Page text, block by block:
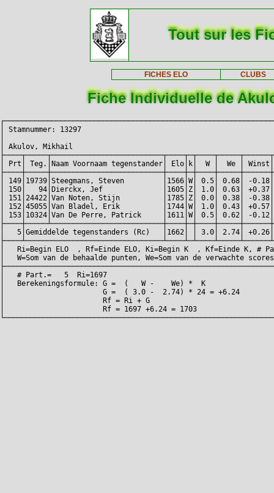
Tout sur les
FICHES ELO CLUBS
Fiche Individuelle de
│ Stamnummer: 13297
│ Akulov, Mikhail
│ Prt│ Teg.│Naam Voornaam tegenstander│ Elo│k│
│ 149│19739│Steegmans, Steven         │1566│W│
│ 150│   94│Dierckx, Jef              │1605│Z│ 1.0│
│ 151│24422│Van Noten, Stijn          │1785│Z│ 0.0│
│ 152│45055│Van Bladel, Erik          │1744│W│ 1.0│
│ 153│10324│Van De Perre, Patrick     │1611│W│ 0.5│
│   5│Gemiddelde tegenstanders (Rc)   │1662│ │
│   Ri=Begin ELO  , Rf=Einde ELO, Ki=Begin K  ,
│   W=Som van de behaalde punten, We=Som van
│   # Part.=   5  Ri=1697
│   Berekeningsformule: G =  (   W -    We) *
│                       G =  ( 3.0 -  2.74) * 24 =
│                       Rf = Ri + G
│                       Rf = 1697 +6.24 = 1703